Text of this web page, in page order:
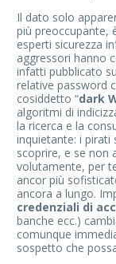
Il dato solo
più preoccupante,
esperti sicurezza
aggressori hanno
infatti pubblicato
relative password
cosiddetto “dark
algoritmi di
la ricerca e la
inquietante: i
scoprire, e se non
volutamente, per
ancor più
ancora a lungo.
credenziali di
banche ecc.)
comunque
sospetto che